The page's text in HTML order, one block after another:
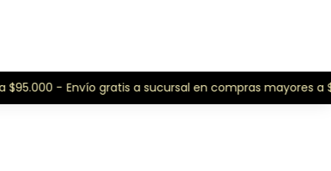
- Envío gratis a sucursal en compras mayores a